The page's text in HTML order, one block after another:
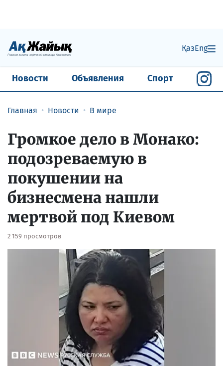
ҚазEng
Новости Объявления Спорт
Главная Новости В мире
Громкое дело в Монако:
подозреваемую в
покушении на
бизнесмена нашли
мертвой под Киевом
2 159 просмотров